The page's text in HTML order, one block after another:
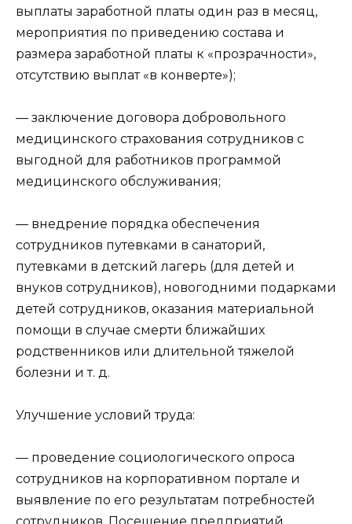
выплаты заработной платы один раз в месяц,
мероприятия по приведению состава и
размера заработной платы к «прозрачности»,
отсутствию выплат «в конверте»);
— заключение договора добровольного
медицинского страхования сотрудников с
выгодной для работников программой
медицинского обслуживания;
— внедрение порядка обеспечения
сотрудников путевками в санаторий,
путевками в детский лагерь (для детей и
внуков сотрудников), новогодними подарками
детей сотрудников, оказания материальной
помощи в случае смерти ближайших
родственников или длительной тяжелой
болезни и т. д.
Улучшение условий труда:
— проведение социологического опроса
сотрудников на корпоративном портале и
выявление по его результатам потребностей